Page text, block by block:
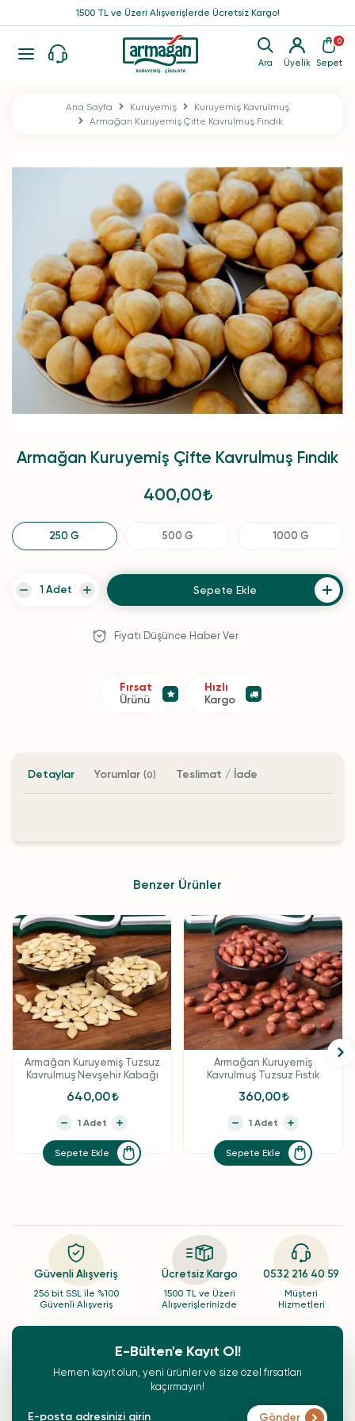
Ara Üyelik
0
Sepet
1500 TL ve Üzeri Alışverişlerde Ücretsiz Kargo!
Ana Sayfa Kuruyemiş
Kuruyemiş Kavrulmuş
Armağan Kuruyemiş Çifte Kavrulmuş Fındık
Armağan Kuruyemiş Çifte Kavrulmuş Fındık
400,00
250 G 500 G 1000 G
Sepete Ekle
Fiyatı Düşünce Haber Ver
Fırsat
Ürünü
Hızlı
Kargo
Detaylar Yorumlar (0) Teslimat / İade
Benzer Ürünler
Armağan Kuruyemiş Tuzsuz
Kavrulmuş Nevşehir Kabağı
640,00
Sepete Ekle
Armağan Kuruyemiş
Kavrulmuş Tuzsuz Fıstık
360,00
Sepete Ekle
Güvenli Alışveriş
256 bit SSL ile %100
Güvenli Alışveriş
Ücretsiz Kargo
1500 TL ve Üzeri
Alışverişlerinizde
0532 216 40 59
Müşteri
Hizmetleri
E-Bülten'e Kayıt Ol!
Hemen kayıt olun, yeni ürünler ve size özel fırsatları
kaçırmayın!
Gönder